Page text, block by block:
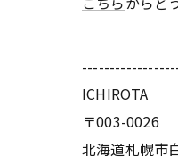
ICHIROTA
〒003-0026
北海道札幌市